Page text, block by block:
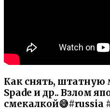
Как снять, штатную
Spade и др.. Взлом
смекалкой😅#russia